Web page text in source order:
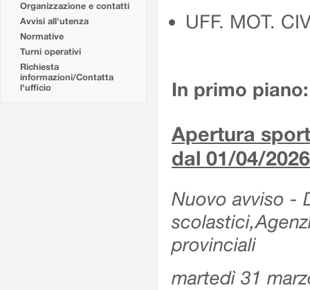
Organizzazione e contatti
Avvisi all'utenza
Normative
Turni operativi
Richiesta
informazioni/Contatta
l'ufficio
UFF. MOT.
In primo piano:
Apertura
dal 01/04/2026
Nuovo avviso -
provinciali
martedì 31